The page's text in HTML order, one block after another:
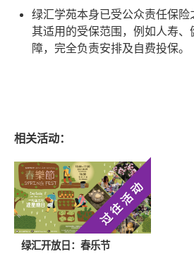
绿汇学苑本身已受公众责任保
其适用的受保范围，例如人寿
障，完全负责安排及自费投保。
相关活动：
过往活动
绿汇开放日：春乐节